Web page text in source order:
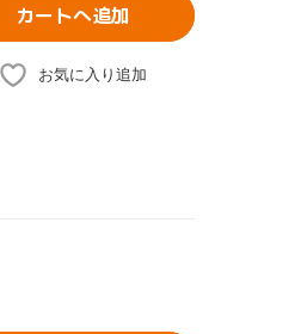
カートへ追加
お気に入り追加